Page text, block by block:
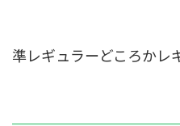
準レギュラーどころか